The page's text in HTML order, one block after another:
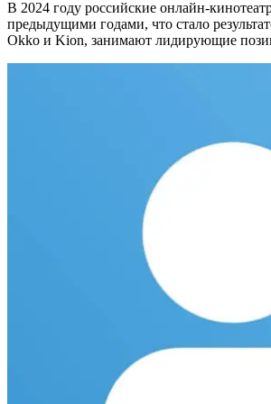
В 2024 году российские онлайн-
предыдущими годами, что стало
Okko и Kion, занимают лидирующие